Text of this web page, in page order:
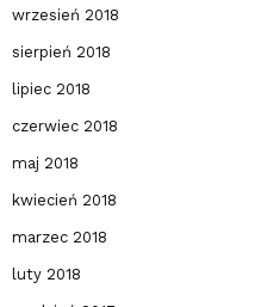
wrzesień 2018
sierpień 2018
lipiec 2018
czerwiec 2018
maj 2018
kwiecień 2018
marzec 2018
luty 2018